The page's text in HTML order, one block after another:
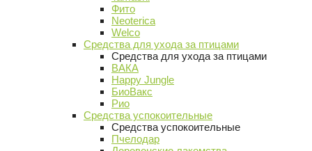
Фито
Neoterica
Welco
Средства для ухода за птицами
Средства для ухода за птицами
ВАКА
Happy Jungle
БиоВакс
Рио
Средства успокоительные
Средства успокоительные
Пчелодар